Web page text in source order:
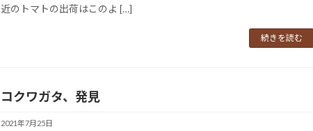
近のトマトの出荷はこのよ […]
続きを読む
コクワガタ、発見
2021年7月25日